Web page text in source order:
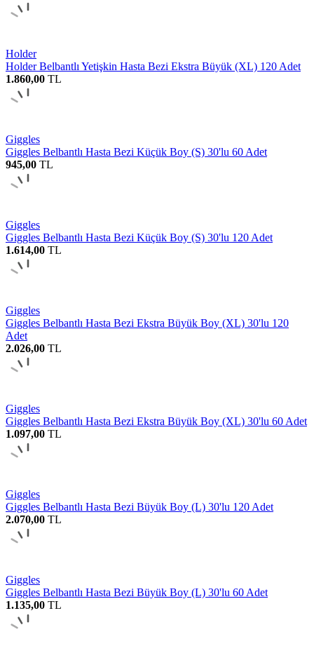
Holder
Holder Belbantlı Yetişkin Hasta Bezi Ekstra Büyük (XL) 120 Adet
1.860,00 TL
Giggles
Giggles Belbantlı Hasta Bezi Küçük Boy (S) 30'lu 60 Adet
945,00 TL
Giggles
Giggles Belbantlı Hasta Bezi Küçük Boy (S) 30'lu 120 Adet
1.614,00 TL
Giggles
Giggles Belbantlı Hasta Bezi Ekstra Büyük Boy (XL) 30'lu 120
Adet
2.026,00 TL
Giggles
Giggles Belbantlı Hasta Bezi Ekstra Büyük Boy (XL) 30'lu 60 Adet
1.097,00 TL
Giggles
Giggles Belbantlı Hasta Bezi Büyük Boy (L) 30'lu 120 Adet
2.070,00 TL
Giggles
Giggles Belbantlı Hasta Bezi Büyük Boy (L) 30'lu 60 Adet
1.135,00 TL